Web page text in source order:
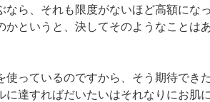
ら、それも限度がないほど高額になっ
というと、決してそのようなことは
っているのですから、そう期待できた
達すればだいたいはそれなりにお肌に